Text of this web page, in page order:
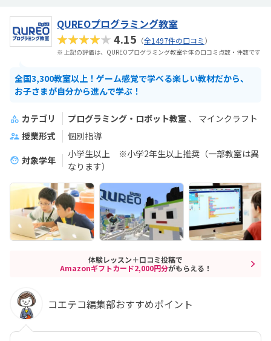
QUREOプログラミング教室
★★★★★4.15 （全1497件の口コミ）
※ 上記の評価は、QUREOプログラミング教室全体の口コミ点数・件数です
全国3,300教室以上！ゲーム感覚で学べる楽しい教材だから、
お子さまが自分から進んで学ぶ！
カテゴリ プログラミング・ロボット教室
マインクラフト
授業形式
個別指導
対象学年
小学生以上 ※小学2年生以上推奨（一部教室は異
なります）
体験レッスン＋口コミ投稿で
Amazonギフトカード2,000円分がもらえる！
コエテコ編集部おすすめポイント